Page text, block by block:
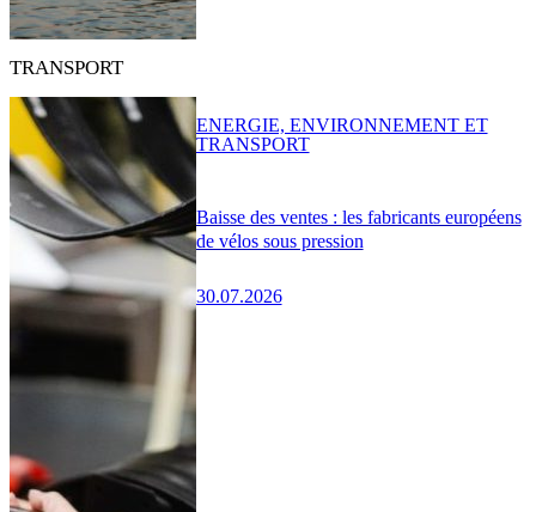
TRANSPORT
Baisse des ventes : les fabricants européens
de vélos sous pression
30.07.2026
ENERGIE, ENVIRONNEMENT ET
TRANSPORT